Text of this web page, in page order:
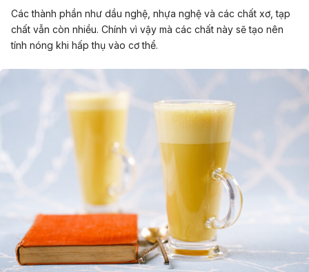
Các thành phần như dầu nghệ, nhựa nghệ và các chất xơ, tạp
chất vẫn còn nhiều. Chính vì vậy mà các chất này sẽ tạo nên
tính nóng khi hấp thụ vào cơ thể.